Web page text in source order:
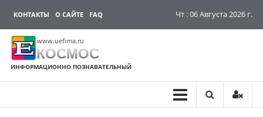
КОНТАКТЫ О САЙТЕ FAQ Чт : 06 Августа 2026 г.
www.uefima.ru
КОСМОС
ИНФОРМАЦИОННО ПОЗНАВАТЕЛЬНЫЙ